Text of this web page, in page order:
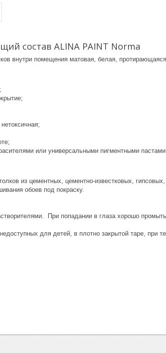
состав ALINA PAINT Norma
внутри помещения матовая, белая,
или универсальными пигментными
из цементных, цементно-известковых,
обоев под покраску.
При попадании в глаза хорошо
для детей, в плотно закрытой таре, при